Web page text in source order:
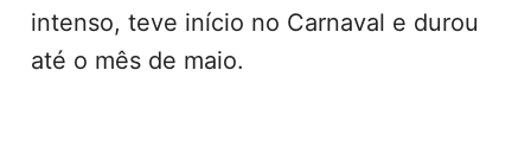
intenso, teve início no Carnaval e durou
até o mês de maio.